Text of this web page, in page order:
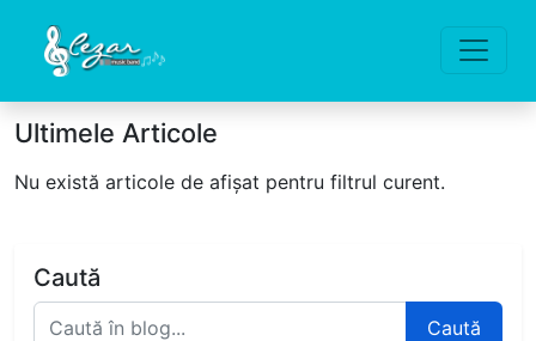
Ultimele Articole
Nu există articole de afișat pentru filtrul curent.
Caută
Caută